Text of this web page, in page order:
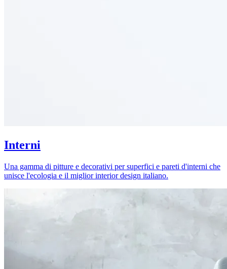
Interni
Una gamma di pitture e decorativi per superfici e pareti d'interni che
unisce l'ecologia e il miglior interior design italiano.